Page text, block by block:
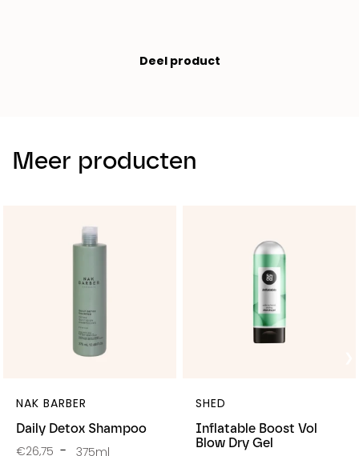
Deel product
Meer producten
Daily Detox Shampoo
NAK BARBER
€26,75 375ml
Inflatable Boost Vol
Blow Dry Gel
SHED